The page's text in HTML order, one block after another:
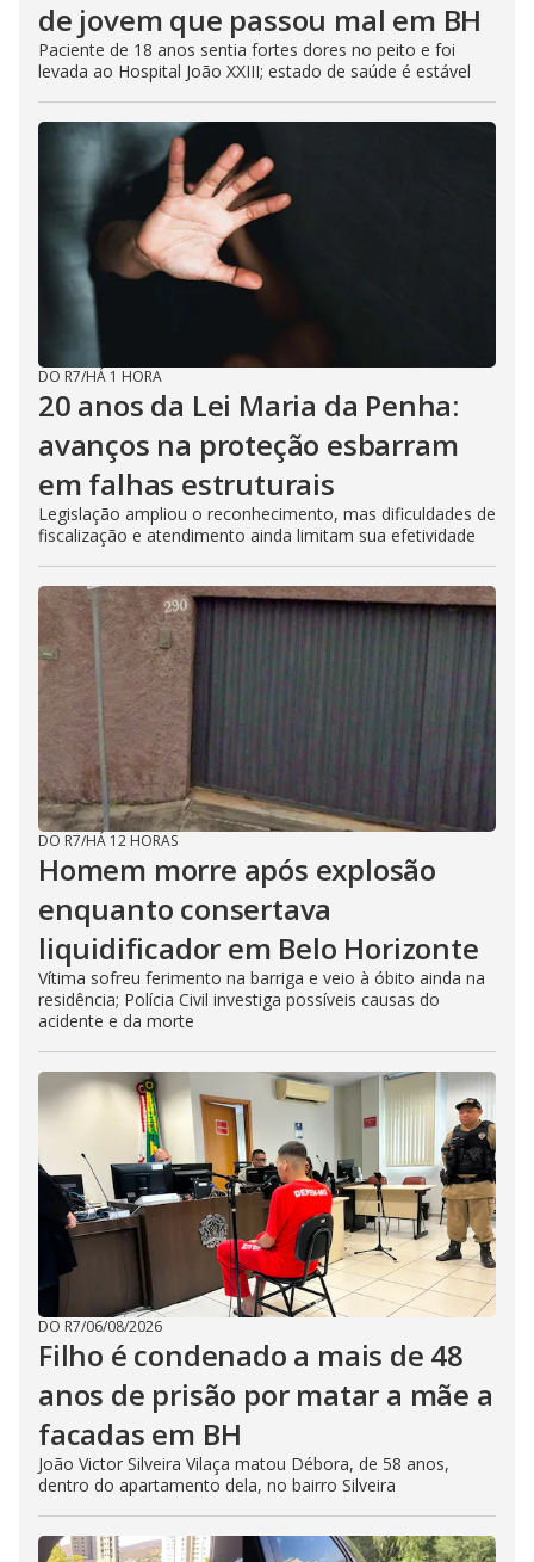
de jovem que passou mal em BH
Paciente de 18 anos sentia fortes dores no peito e foi
levada ao Hospital João XXIII; estado de saúde é estável
DO R7/HÁ 1 HORA
20 anos da Lei Maria da Penha:
avanços na proteção esbarram
em falhas estruturais
Legislação ampliou o reconhecimento, mas dificuldades de
fiscalização e atendimento ainda limitam sua efetividade
DO R7/HÁ 12 HORAS
Homem morre após explosão
enquanto consertava
liquidificador em Belo Horizonte
Vítima sofreu ferimento na barriga e veio à óbito ainda na
residência; Polícia Civil investiga possíveis causas do
acidente e da morte
DO R7/06/08/2026
Filho é condenado a mais de 48
anos de prisão por matar a mãe a
facadas em BH
João Victor Silveira Vilaça matou Débora, de 58 anos,
dentro do apartamento dela, no bairro Silveira